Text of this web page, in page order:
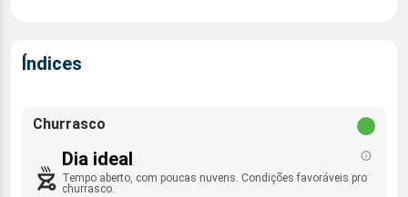
Índices
Churrasco
Dia ideal
Tempo aberto, com poucas nuvens. Condições favoráveis pro
churrasco.